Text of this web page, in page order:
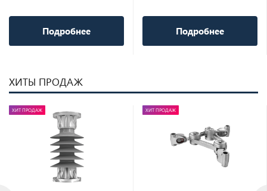
Подробнее Подробнее
ХИТЫ ПРОДАЖ
ХИТ ПРОДАЖ ХИТ ПРОДАЖ